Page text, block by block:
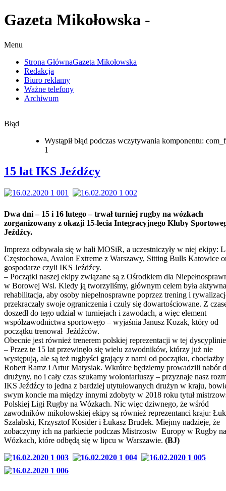
Gazeta Mikołowska -
Menu
Strona GłównaGazeta Mikołowska
Redakcja
Biuro reklamy
Ważne telefony
Archiwum
Błąd
Wystąpił błąd podczas wczytywania komponentu:
1
15 lat IKS Jeźdźcy
Dwa dni – 15 i 16 lutego – trwał turniej rugby na wózkach
zorganizowany z okazji 15-lecia Integracyjnego Kluby
Jeźdźcy.
Impreza odbywała się w hali MOSiR, a uczestniczyły w niej ekipy:
Częstochowa, Avalon Extreme z Warszawy, Sitting Bulls Katowice
gospodarze czyli IKS Jeźdźcy.
– Początki naszej ekipy związane są z Ośrodkiem dla
w Borowej Wsi. Kiedy ją tworzyliśmy, głównym celem była aktywna
rehabilitacja, aby osoby niepełnosprawne poprzez trening i
przekraczały swoje ograniczenia i czuły się dowartościowane. Z
doszedł do tego udział w turniejach i zawodach, a więc element
współzawodnictwa sportowego – wyjaśnia Janusz Kozak, który od
początku trenował Jeźdźców.
Obecnie jest również trenerem polskiej reprezentacji w tej
– Przez te 15 lat przewinęło się wielu zawodników, którzy już nie
występują, ale są też rugbyści grający z nami od początku, chociażby
Robert Ramz i Artur Matysiak. Wkrótce będziemy prowadzili nabór
drużyny, no i cały czas szukamy wolontariuszy – przyznaje nasz
IKS Jeźdźcy to jedna z bardziej utytułowanych drużyn w kraju,
swym koncie ma między innymi zdobyty w 2018 roku tytuł
Polskiej Ligi Rugby na Wózkach. Nic więc dziwnego, że wśród
zawodników mikołowskiej ekipy są również reprezentanci kraju:
Szałabski, Krzysztof Kosider i Łukasz Brudek. Miejmy nadzieje, że
zobaczymy ich na parkiecie podczas Mistrzostw Europy w Rugby na
Wózkach, które odbędą się w lipcu w Warszawie. (BJ)